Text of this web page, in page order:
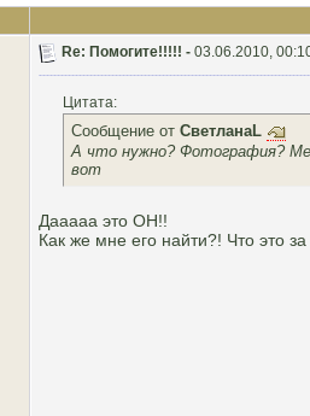
Re: Помогите!!!!! - 03.06.2010,
Цитата:
Сообщение от СветланаL
А что нужно? Фотография?
вот
Дааааа это ОН!!
Как же мне его найти?! Что это